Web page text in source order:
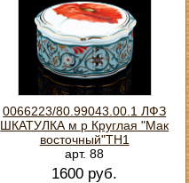
0066223/80.99043.00.1 ЛФЗ
ШКАТУЛКА м р Круглая "Мак
восточный"ТН1
арт. 88
1600 руб.